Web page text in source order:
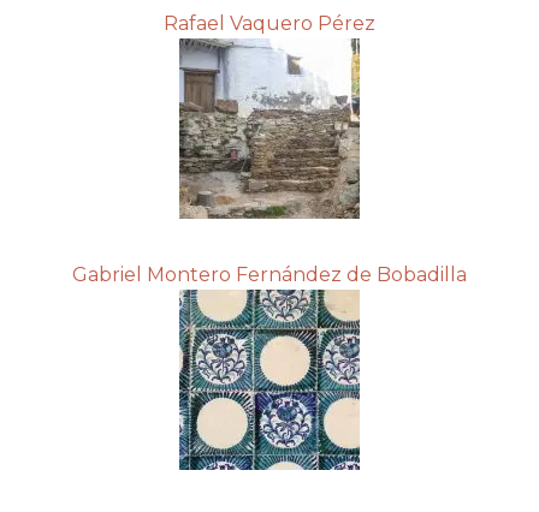
Rafael Vaquero Pérez
Gabriel Montero Fernández de Bobadilla